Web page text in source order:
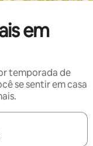
em
temporada de
se sentir em casa
disponíveis,